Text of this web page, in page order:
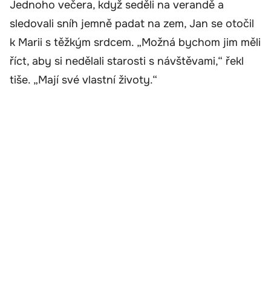
Jednoho večera, když seděli na verandě a
sledovali sníh jemně padat na zem, Jan se otočil
k Marii s těžkým srdcem. „Možná bychom jim měli
říct, aby si nedělali starosti s návštěvami,“ řekl
tiše. „Mají své vlastní životy.“